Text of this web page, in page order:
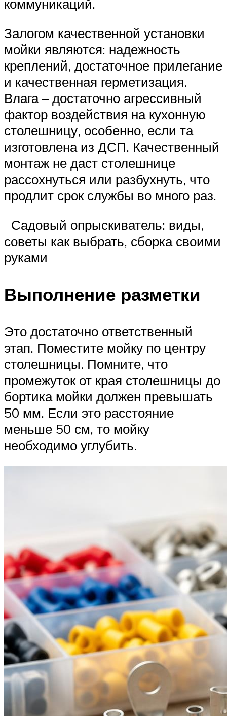
коммуникаций.
Залогом качественной установки
мойки являются: надежность
креплений, достаточное прилегание
и качественная герметизация.
Влага – достаточно агрессивный
фактор воздействия на кухонную
столешницу, особенно, если та
изготовлена из ДСП. Качественный
монтаж не даст столешнице
рассохнуться или разбухнуть, что
продлит срок службы во много раз.
Садовый опрыскиватель: виды,
советы как выбрать, сборка своими
руками
Выполнение разметки
Это достаточно ответственный
этап. Поместите мойку по центру
столешницы. Помните, что
промежуток от края столешницы до
бортика мойки должен превышать
50 мм. Если это расстояние
меньше 50 см, то мойку
необходимо углубить.